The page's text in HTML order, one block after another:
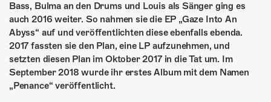
SHOP
MITMACHEN
Bass, Bulma an den Drums und Louis als Sänger ging es
auch 2016 weiter. So nahmen sie die EP „Gaze Into An
Abyss“ auf und veröffentlichten diese ebenfalls ebenda.
2017 fassten sie den Plan, eine LP aufzunehmen, und
setzten diesen Plan im Oktober 2017 in die Tat um. Im
September 2018 wurde ihr erstes Album mit dem Namen
„Penance“ veröffentlicht.